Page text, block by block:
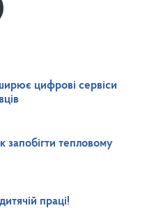
цифрові сервіси
запобігти тепловому
праці!